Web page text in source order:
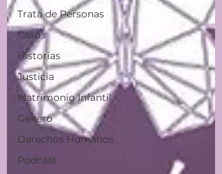
Trata de Personas
Casos
Historias
Justicia
Matrimonio Infantil
Genero
Derechos Humanos
Podcast